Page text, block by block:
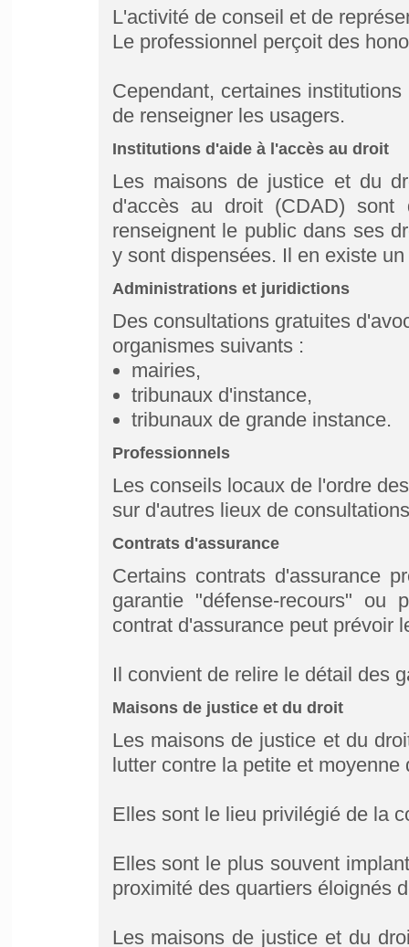
L'activité de conseil et de
Le professionnel perçoit des
Cependant, certaines
de renseigner les usagers.
Institutions d'aide à l'accès au droit
Les maisons de justice et du
d'accès au droit (CDAD) sont
renseignent le public dans ses
y sont dispensées. Il en existe
Administrations et juridictions
Des consultations gratuites
organismes suivants :
mairies,
tribunaux d'instance,
tribunaux de grande instance.
Professionnels
Les conseils locaux de l'ordre
sur d'autres lieux de
Contrats d'assurance
Certains contrats d'assurance
garantie "défense-recours" ou
contrat d'assurance peut prévoir
Il convient de relire le détail des
Maisons de justice et du droit
Les maisons de justice et du
lutter contre la petite et moyenne
Elles sont le lieu privilégié de la
Elles sont le plus souvent
proximité des quartiers éloignés
Les maisons de justice et du